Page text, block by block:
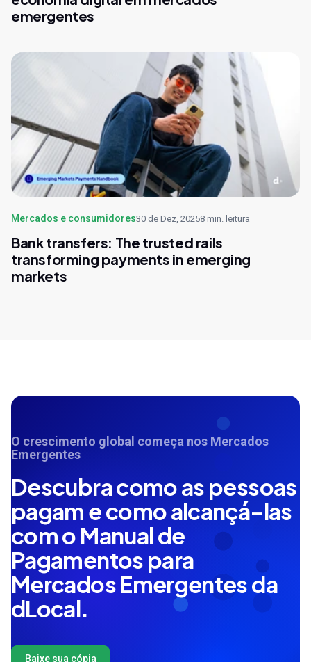
emergentes
Mercados e consumidores30 de Dez, 20258 min. leitura
Bank transfers: The trusted rails
transforming payments in emerging
markets
O crescimento global começa nos Mercados
Emergentes
Descubra como as pessoas
pagam e como alcançá-las
com o Manual de
Pagamentos para
Mercados Emergentes da
dLocal.
Baixe sua cópia